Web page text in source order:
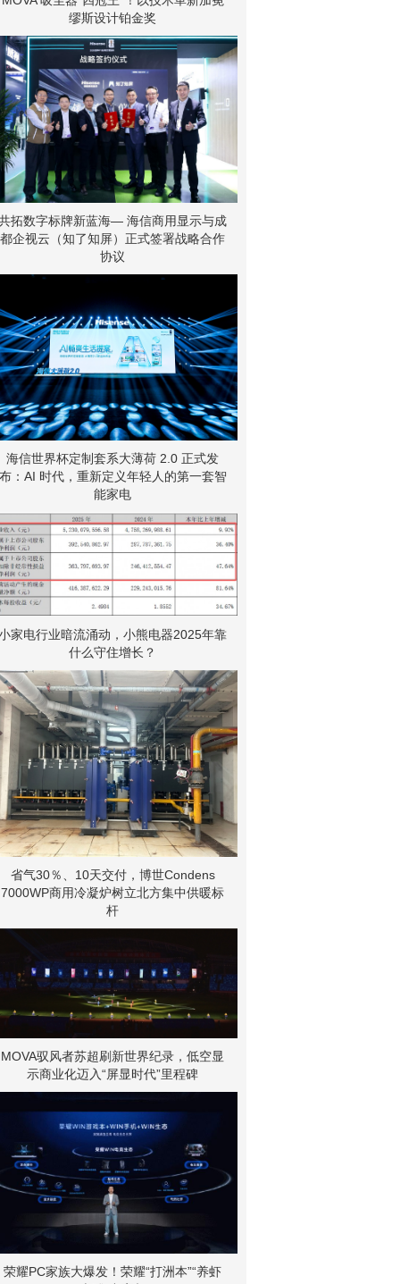
缪斯设计铂金奖
拓数字标牌新蓝海— 海信商用显示与成
都企视云（知了知屏）正式签署战略合作
协议
海信世界杯定制套系大薄荷 2.0 正式发
布：AI 时代，重新定义年轻人的第一套智
能家电
家电行业暗流涌动，小熊电器2025年靠
什么守住增长？
省气30％、10天交付，博世Condens
7000WP商用冷凝炉树立北方集中供暖标
杆
MOVA驭风者苏超刷新世界纪录，低空显
示商业化迈入“屏显时代”里程碑
荣耀PC家族大爆发！荣耀“打洲本”“养虾